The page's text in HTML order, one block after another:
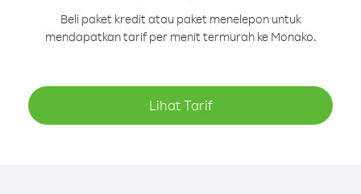
Beli paket kredit atau paket menelepon untuk
mendapatkan tarif per menit termurah ke Monako.
Lihat Tarif